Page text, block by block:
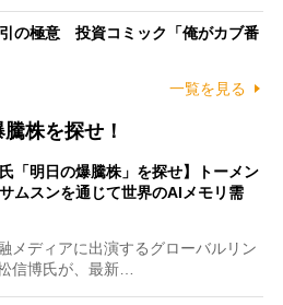
の極意 投資コミック「俺がカブ番
一覧を見る
株を探せ！
氏「明日の爆騰株」を探せ】トーメン
ムスンを通じて世界のAIメモリ需
メディアに出演するグローバルリン
信博氏が、最新…